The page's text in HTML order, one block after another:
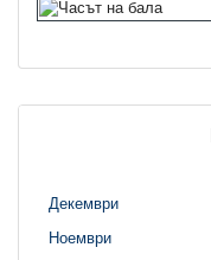
Декември
Ноември